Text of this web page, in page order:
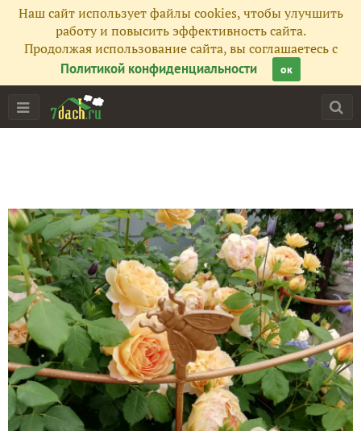
Наш сайт использует файлы cookies, чтобы улучшить
работу и повысить эффективность сайта.
Продолжая использование сайта, вы соглашаетесь с
Политикой конфиденциальности
ок
Все публикации 97
Фото 67
Сейчас обсуждают
Хождение на четыре моря